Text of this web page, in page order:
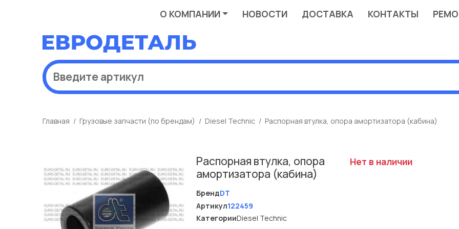
О КОМПАНИИ НОВОСТИ ДОСТАВКА КОНТАКТЫ
Главная Грузовые запчасти (по брендам) Diesel Technic Распорная втулка, опора амортизатора (кабина)
Распорная втулка, опора
амортизатора (кабина)
БрендDT
Артикул122459
КатегорииDiesel Technic
Нет в наличии